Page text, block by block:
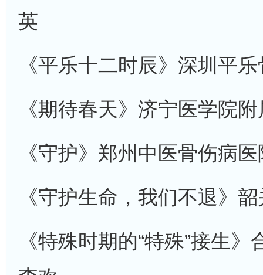
英
《平乐十二时辰》 深圳平
《期待春天》 济宁医学院
《守护》 郑州中医骨伤病医
《守护生命，我们不退》 韶
《特殊时期的“特殊”接生》